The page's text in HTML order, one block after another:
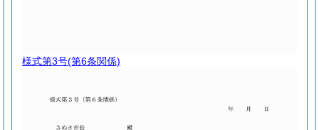
様式第3号(第6条関係)